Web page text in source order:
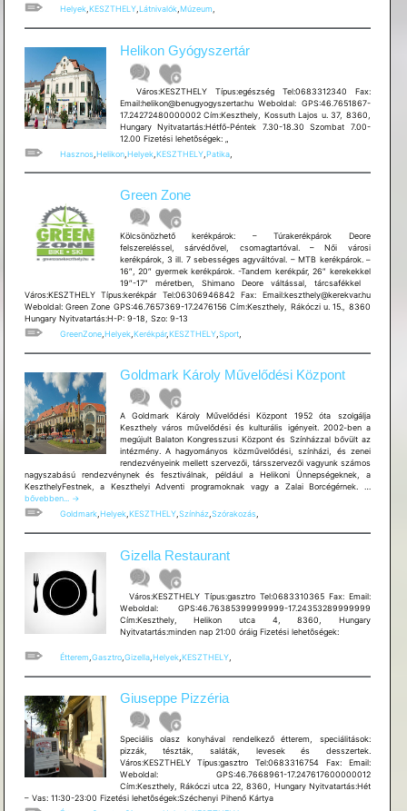
Helyek,KESZTHELY,Látnivalók,Múzeum,
Helikon Gyógyszertár
Város:KESZTHELY Típus:egészség Tel:0683312340 Fax:
Email:helikon@benugyogyszertar.hu Weboldal: GPS:46.7651867-
17.24272480000002 Cím:Keszthely, Kossuth Lajos u. 37, 8360,
Hungary Nyitvatartás:Hétfő-Péntek 7.30-18.30 Szombat 7.00-
12.00 Fizetési lehetõségek: „
Hasznos, Helikon, Helyek, KESZTHELY, Patika,
Green Zone
Kölcsönözhető kerékpárok: – Túrakerékpárok Deore
felszereléssel, sárvédővel, csomagtartóval. – Női városi
kerékpárok, 3 ill. 7 sebességes agyváltóval. – MTB kerékpárok. –
16″, 20″ gyermek kerékpárok. -Tandem kerékpár, 26″ kerekekkel
19″-17″ méretben, Shimano Deore váltással, tárcsafékkel
Város:KESZTHELY Típus:kerékpár Tel:06306946842 Fax: Email:keszthely@kerekvar.hu
Weboldal: Green Zone GPS:46.7657369-17.2476156 Cím:Keszthely, Rákóczi u. 15., 8360
Hungary Nyitvatartás:H-P: 9-18, Szo: 9-13
GreenZone, Helyek, Kerékpár,KESZTHELY, Sport,
Goldmark Károly Művelődési Központ
A Goldmark Károly Művelődési Központ 1952 óta szolgálja
Keszthely város művelődési és kulturális igényeit. 2002-ben a
megújult Balaton Kongresszusi Központ és Színházzal bővült az
intézmény. A hagyományos közművelődési, színházi, és zenei
rendezvényeink mellett szervezői, társszervezői vagyunk számos
nagyszabású rendezvénynek és fesztiválnak, például a Helikoni Ünnepségeknek, a
KeszthelyFestnek, a Keszthelyi Adventi programoknak vagy a Zalai Borcégérnek. …
bővebben... →
Goldmark, Helyek, KESZTHELY, Színház, Szórakozás,
Gizella Restaurant
Város:KESZTHELY Típus:gasztro Tel:0683310365 Fax: Email:
Weboldal: GPS:46.76385399999999-17.24353289999999
Cím:Keszthely, Helikon utca 4, 8360, Hungary
Nyitvatartás:minden nap 21:00 óráig Fizetési lehetõségek:
Étterem Gasztro, Gizella, Helyek, KESZTHELY,
Giuseppe Pizzéria
Speciális olasz konyhával rendelkező étterem, speciálitások:
pizzák, tészták, saláták, levesek és desszertek.
Város:KESZTHELY Típus:gasztro Tel:0683316754 Fax: Email:
Weboldal: GPS:46.7668961-17.247617600000012
Cím:Keszthely, Rákóczi utca 22, 8360, Hungary Nyitvatartás:Hét
– Vas: 11:30-23:00 Fizetési lehetõségek:Széchenyi Pihenő Kártya